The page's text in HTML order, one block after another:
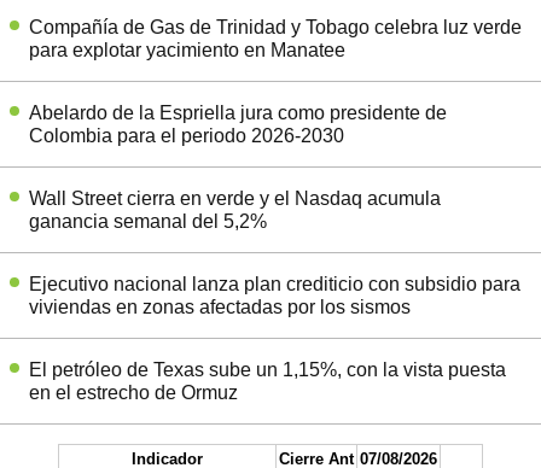
Compañía de Gas de Trinidad y Tobago celebra luz verde
para explotar yacimiento en Manatee
Abelardo de la Espriella jura como presidente de
Colombia para el periodo 2026-2030
Wall Street cierra en verde y el Nasdaq acumula
ganancia semanal del 5,2%
Ejecutivo nacional lanza plan crediticio con subsidio para
viviendas en zonas afectadas por los sismos
El petróleo de Texas sube un 1,15%, con la vista puesta
en el estrecho de Ormuz
Indicador Cierre Ant 07/08/2026